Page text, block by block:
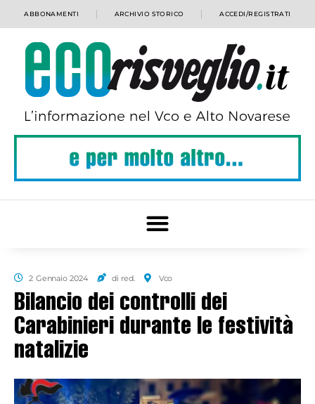
ABBONAMENTI ARCHIVIO STORICO ACCEDI/REGISTRATI
2 Gennaio 2024 di red. Vco
Bilancio dei controlli dei
Carabinieri durante le festività
natalizie